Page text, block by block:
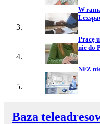
W
Pracę
nie do
NFZ
Baza